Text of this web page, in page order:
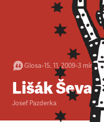
Glosa•15. 11. 2009•3 minuty
Lišák Ševa
Josef Pazderka